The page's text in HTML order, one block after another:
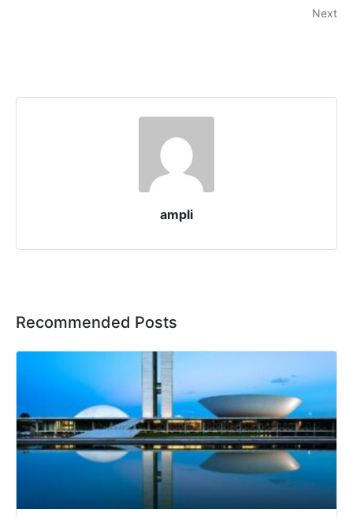
Next
ampli
Recommended Posts